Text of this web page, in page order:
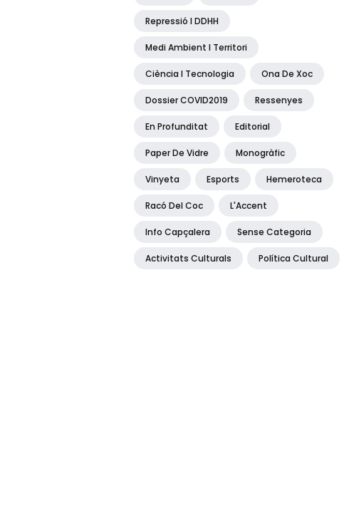
Repressió I DDHH
Medi Ambient I Territori
Ciència I Tecnologia Ona De Xoc
Dossier COVID2019 Ressenyes
En Profunditat Editorial
Paper De Vidre Monogràfic
Vinyeta Esports Hemeroteca
Racó Del Coc L'Accent
Info Capçalera Sense Categoria
Activitats Culturals Política Cultural